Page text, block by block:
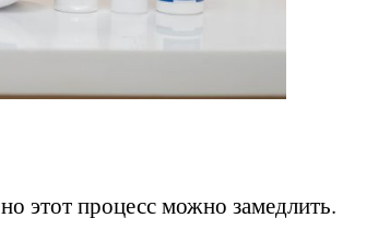
этот процесс можно замедлить.